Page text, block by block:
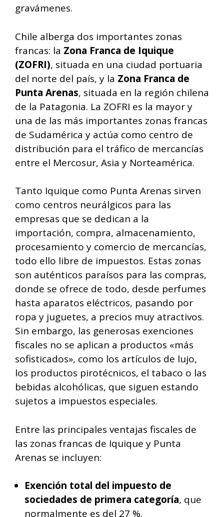
gravámenes.
Chile alberga dos importantes zonas
francas: la Zona Franca de Iquique
(ZOFRI), situada en una ciudad portuaria
del norte del país, y la Zona Franca de
Punta Arenas, situada en la región chilena
de la Patagonia. La ZOFRI es la mayor y
una de las más importantes zonas francas
de Sudamérica y actúa como centro de
distribución para el tráfico de mercancías
entre el Mercosur, Asia y Norteamérica.
Tanto Iquique como Punta Arenas sirven
como centros neurálgicos para las
empresas que se dedican a la
importación, compra, almacenamiento,
procesamiento y comercio de mercancías,
todo ello libre de impuestos. Estas zonas
son auténticos paraísos para las compras,
donde se ofrece de todo, desde perfumes
hasta aparatos eléctricos, pasando por
ropa y juguetes, a precios muy atractivos.
Sin embargo, las generosas exenciones
fiscales no se aplican a productos «más
sofisticados», como los artículos de lujo,
los productos pirotécnicos, el tabaco o las
bebidas alcohólicas, que siguen estando
sujetos a impuestos especiales.
Entre las principales ventajas fiscales de
las zonas francas de Iquique y Punta
Arenas se incluyen:
Exención total del impuesto de
sociedades de primera categoría, que
normalmente es del 27 %.